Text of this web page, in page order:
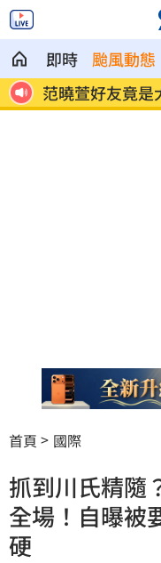
即時 颱風動態
暖
范曉萱好友竟
首頁 國際
抓到川氏精隨
全場！自曝被
硬